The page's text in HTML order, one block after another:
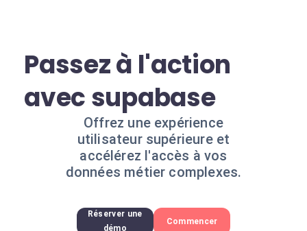
Passez à l'action
avec supabase
Offrez une expérience
utilisateur supérieure et
accélérez l'accès à vos
données métier complexes.
Réserver une
démo
Commencer